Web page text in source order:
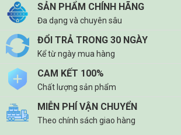
SẢN PHẨM CHÍNH HÃNG
Đa dạng và chuyên sâu
ĐỔI TRẢ TRONG 30 NGÀY
Kể từ ngày mua hàng
CAM KẾT 100%
Chất lượng sản phẩm
MIỄN PHÍ VẬN CHUYỂN
Theo chính sách giao hàng